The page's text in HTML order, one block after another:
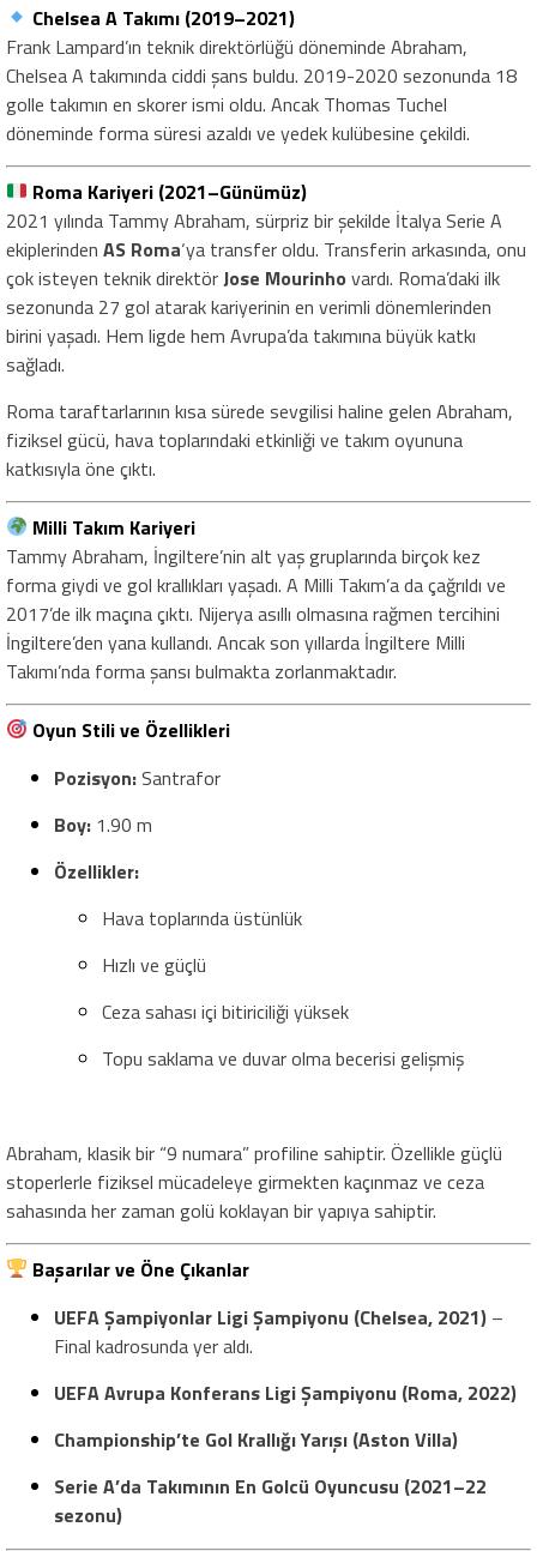
Chelsea A Takımı (2019–2021)
Frank Lampard’ın teknik direktörlüğü döneminde Abraham,
Chelsea A takımında ciddi şans buldu. 2019-2020 sezonunda 18
golle takımın en skorer ismi oldu. Ancak Thomas Tuchel
döneminde forma süresi azaldı ve yedek kulübesine çekildi.
Roma Kariyeri (2021–Günümüz)
2021 yılında Tammy Abraham, sürpriz bir şekilde İtalya Serie A
ekiplerinden AS Roma‘ya transfer oldu. Transferin arkasında, onu
çok isteyen teknik direktörJose Mourinho vardı. Roma’daki ilk
sezonunda 27 gol atarak kariyerinin en verimli dönemlerinden
birini yaşadı. Hem ligde hem Avrupa’da takımına büyük katkı
sağladı.
Roma taraftarlarının kısa sürede sevgilisi haline gelen Abraham,
fiziksel gücü, hava toplarındaki etkinliği ve takım oyununa
katkısıyla öne çıktı.
Milli Takım Kariyeri
Tammy Abraham, İngiltere’nin alt yaş gruplarında birçok kez
forma giydi ve gol krallıkları yaşadı. A Milli Takım’a da çağrıldı ve
2017’de ilk maçına çıktı. Nijerya asıllı olmasına rağmen tercihini
İngiltere’den yana kullandı. Ancak son yıllarda İngiltere Milli
Takımı’nda forma şansı bulmakta zorlanmaktadır.
Oyun Stili ve Özellikleri
Pozisyon:Santrafor
Boy: 1.90 m
Özellikler:
Hava toplarında üstünlük
Hızlı ve güçlü
Ceza sahası içi bitiriciliği yüksek
Topu saklama ve duvar olma becerisi gelişmiş
Abraham, klasik bir “9 numara” profiline sahiptir. Özellikle güçlü
stoperlerle fiziksel mücadeleye girmekten kaçınmaz ve ceza
sahasında her zaman golü koklayan bir yapıya sahiptir.
Başarılar ve Öne Çıkanlar
UEFA Şampiyonlar Ligi Şampiyonu (Chelsea, 2021) –
Final kadrosunda yer aldı.
UEFA Avrupa Konferans Ligi Şampiyonu (Roma, 2022)
Championship’te Gol Krallığı Yarışı (Aston Villa)
Serie A’da Takımının En Golcü Oyuncusu (2021–22
sezonu)